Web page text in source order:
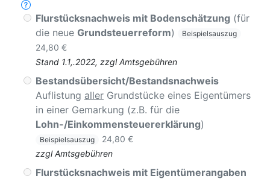
Flurstücksnachweis mit Bodenschätzung (für
die neue Grundsteuerreform) Beispielsauszug
24,80 €
Stand 1.1,.2022, zzgl Amtsgebühren
Bestandsübersicht/Bestandsnachweis
Auflistung aller Grundstücke eines Eigentümers
in einer Gemarkung (z.B. für die
Lohn-/Einkommensteuererklärung)
Beispielsauszug
24,80 €
zzgl Amtsgebühren
Flurstücksnachweis mit Eigentümerangaben